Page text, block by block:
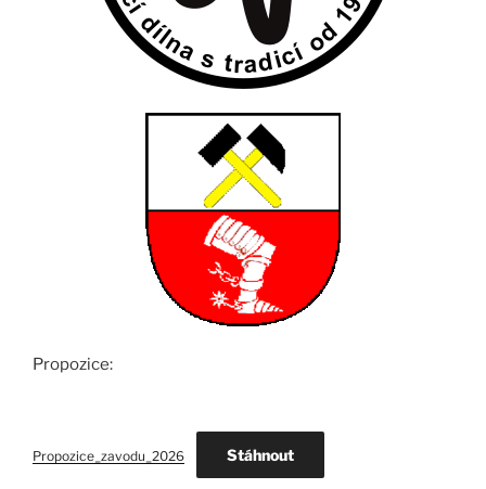
Propozice:
Propozice_zavodu_2026 Stáhnout